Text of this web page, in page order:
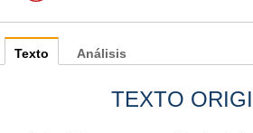
Texto
TEXTO
Análisis